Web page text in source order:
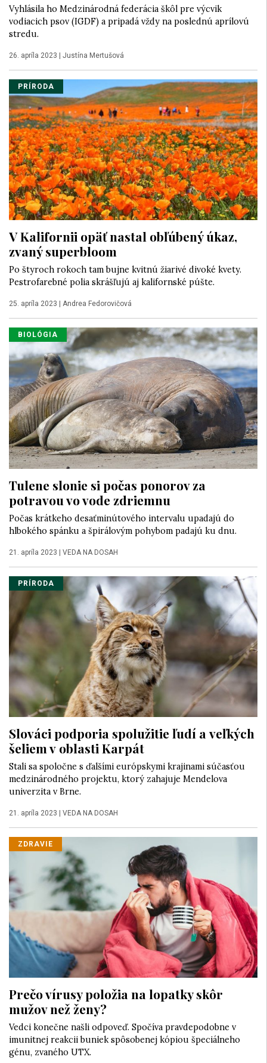
Vyhlásila ho Medzinárodná federácia škôl pre výcvik
vodiacich psov (IGDF) a pripadá vždy na poslednú aprílovú
stredu.
26. apríla 2023 Justína Mertušová
PRÍRODA
V Kalifornii opäť nastal obľúbený úkaz,
zvaný superbloom
Po štyroch rokoch tam bujne kvitnú žiarivé divoké kvety.
Pestrofarebné polia skrášľujú aj kalifornské púšte.
25. apríla 2023 Andrea Fedorovičová
BIOLÓGIA
Tulene slonie si počas ponorov za
potravou vo vode zdriemnu
Počas krátkeho desaťminútového intervalu upadajú do
hlbokého spánku a špirálovým pohybom padajú ku dnu.
21. apríla 2023 | VEDA NA DOSAH
PRÍRODA
Slováci podporia spolužitie ľudí a veľkých
šeliem v oblasti Karpát
Stali sa spoločne s ďalšími európskymi krajinami súčasťou
medzinárodného projektu, ktorý zahajuje Mendelova
univerzita v Brne.
21. apríla 2023 VEDA NA DOSAH
ZDRAVIE
Prečo vírusy položia na lopatky skôr
mužov než ženy?
Vedci konečne našli odpoveď. Spočíva pravdepodobne v
imunitnej reakcii buniek spôsobenej kópiou špeciálneho
génu, zvaného UTX.